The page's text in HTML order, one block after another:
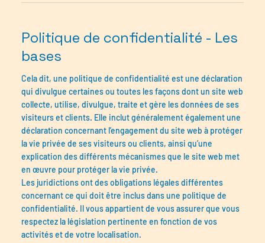
Politique de confidentialité - Les
bases
Cela dit, une politique de confidentialité est une déclaration
qui divulgue certaines ou toutes les façons dont un site web
collecte, utilise, divulgue, traite et gère les données de ses
visiteurs et clients. Elle inclut généralement également une
déclaration concernant l’engagement du site web à protéger
la vie privée de ses visiteurs ou clients, ainsi qu’une
explication des différents mécanismes que le site web met
en œuvre pour protéger la vie privée.
Les juridictions ont des obligations légales différentes
concernant ce qui doit être inclus dans une politique de
confidentialité. Il vous appartient de vous assurer que vous
respectez la législation pertinente en fonction de vos
activités et de votre localisation.